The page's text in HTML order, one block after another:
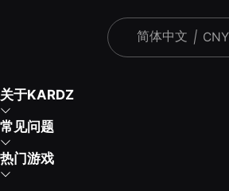
简体中文 | CNY
关于KARDZ
常见问题
热门游戏